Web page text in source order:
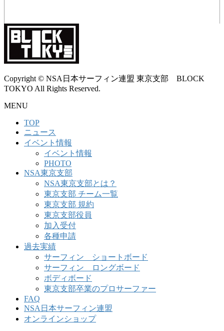
Copyright © NSA日本サーフィン連盟 東京支部 BLOCK
TOKYO All Rights Reserved.
MENU
TOP
ニュース
イベント情報
イベント情報
PHOTO
NSA東京支部
NSA東京支部とは？
東京支部 チーム一覧
東京支部 規約
東京支部役員
加入受付
各種申請
過去実績
サーフィン ショートボード
サーフィン ロングボード
ボディボード
東京支部卒業のプロサーファー
FAQ
NSA日本サーフィン連盟
オンラインショップ